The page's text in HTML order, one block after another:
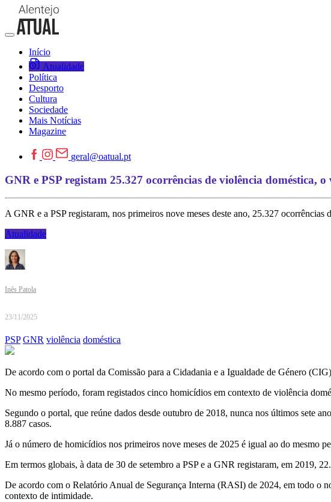
Início
Atualidade
Política
Desporto
Cultura
Sociedade
Mais Notícias
Magazine
geral@oatual.pt
GNR e PSP registam 25.327 ocorrências de violência doméstica,
A GNR e a PSP registaram, nos primeiros nove meses deste ano, 25.327
Atualidade
Inês Patola
23/11/2025
PSP GNR violência doméstica
De acordo com o portal da Comissão para a Cidadania e a Igualdade de Género
No mesmo período, foram registados cinco homicídios em contexto de violência
Segundo o portal, que reúne dados desde outubro de 2018, nunca nos últimos sete
8.887 casos.
Já o número de homicídios nos primeiros nove meses de 2025 é igual ao do mesmo
Em termos globais, à data de 30 de setembro a PSP e a GNR registaram, em 2019,
De acordo com o Relatório Anual de Segurança Interna (RASI) de 2024, em todo o
contexto de intimidade.